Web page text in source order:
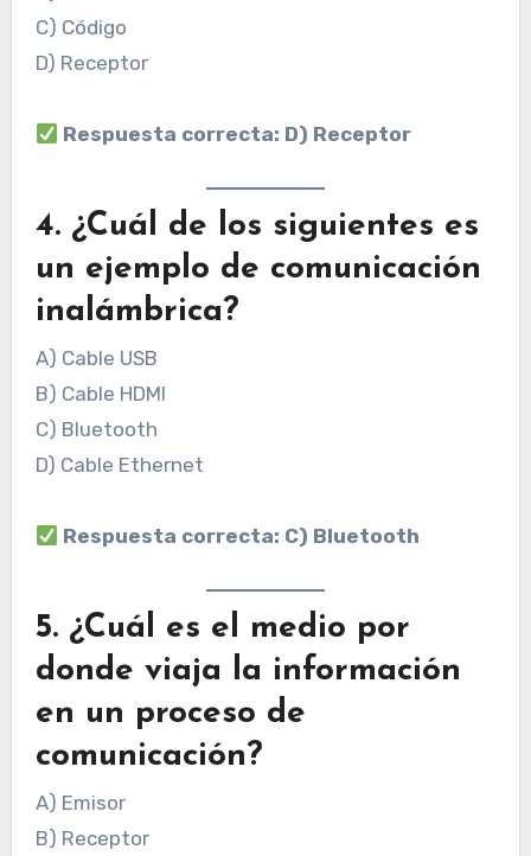
C) Código
D) Receptor
Respuesta correcta: D) Receptor
4. ¿Cuál de los siguientes es
un ejemplo de comunicación
inalámbrica?
A) Cable USB
B) Cable HDMI
C) Bluetooth
D) Cable Ethernet
Respuesta correcta: C) Bluetooth
5. ¿Cuál es el medio por
donde viaja la información
en un proceso de
comunicación?
A) Emisor
B) Receptor